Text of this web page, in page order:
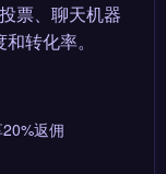
票、聊天机器
转化率。
返佣